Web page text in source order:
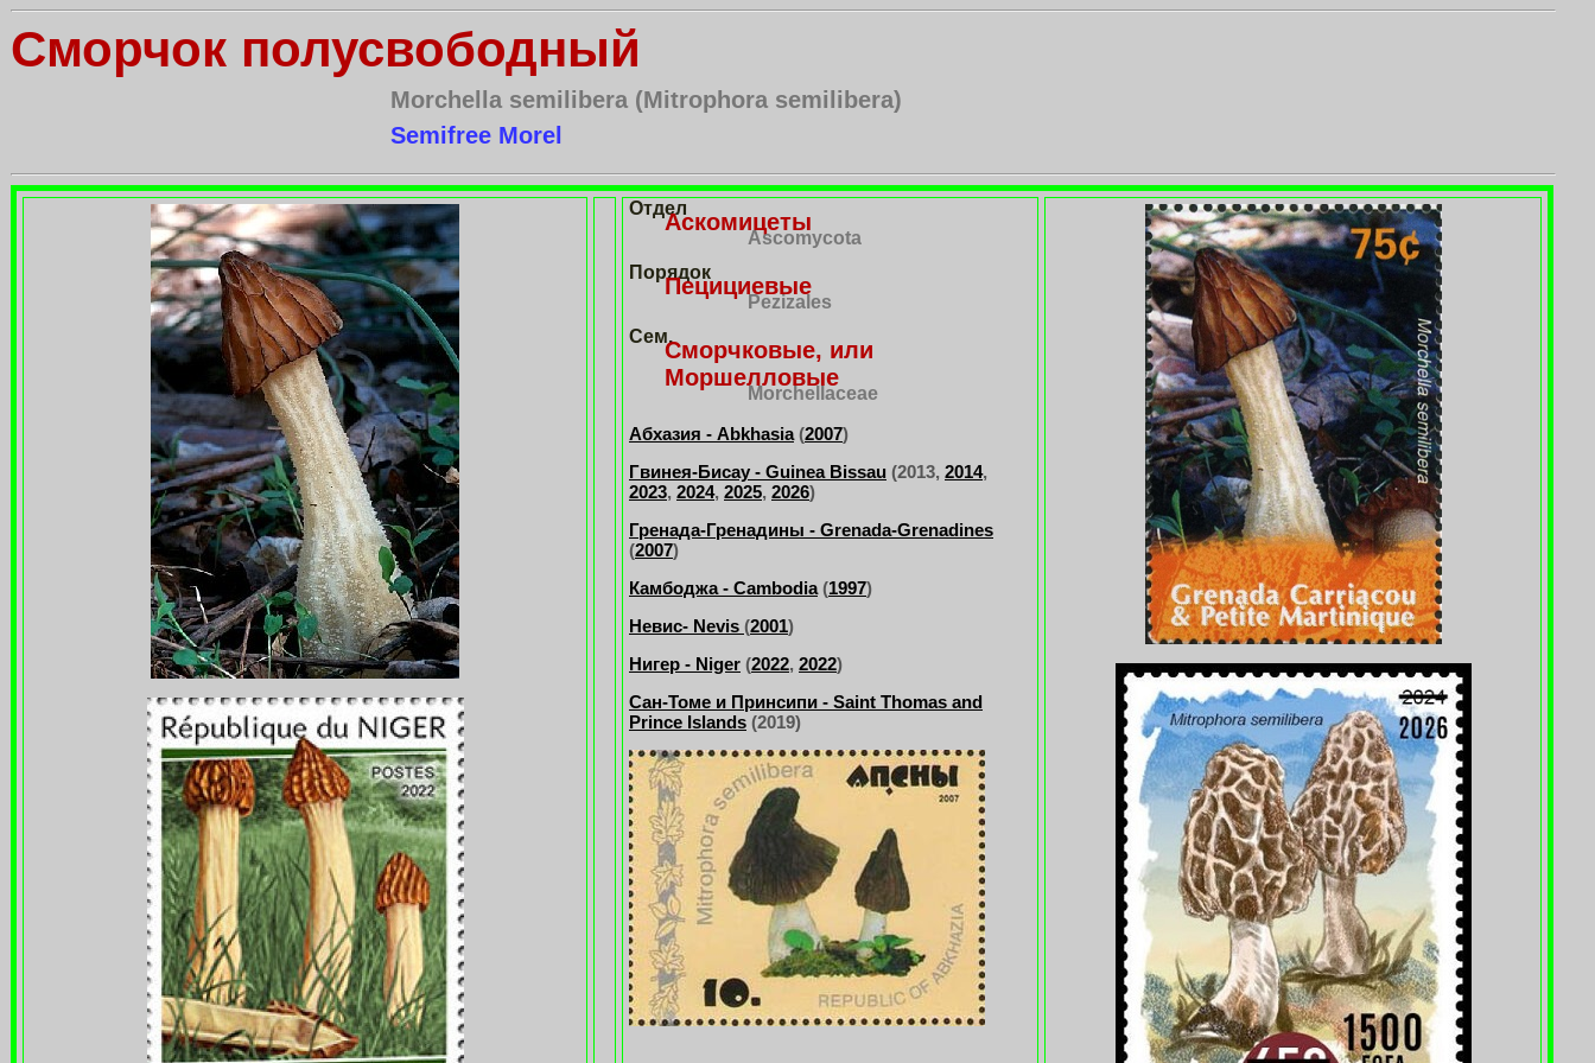
Сморчок полусвободный
Morchella semilibera (Mitrophora semilibera)
Semifree Morel
Отдел
Аскомицеты
Ascomycota
Порядок
Пецициевые
Pezizales
Сем.
Сморчковые, или
Моршелловые
Morchellaceae
Абхазия - Abkhasia(2007)
Гвинея-Бисау - Guinea Bissau (2013, 2014,
2023, 2024, 2025, 2026)
Гренада-Гренадины - Grenada-Grenadines
(2007)
Камбоджа - Cambodia(1997)
Невис- Nevis (2001)
Нигер - Niger (2022, 2022)
Сан-Томе и Принсипи - Saint Thomas and
Prince Islands (2019)